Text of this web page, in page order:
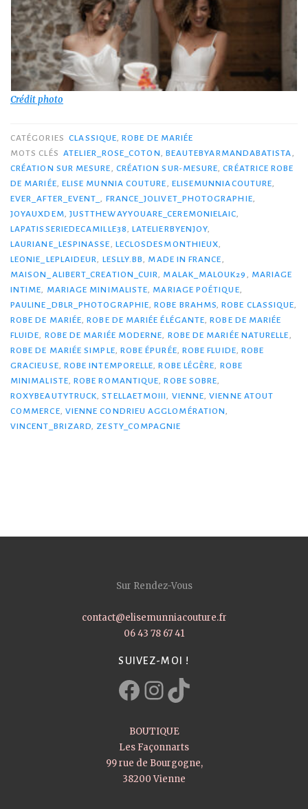
Crédit photo
CATÉGORIES CLASSIQUE ,ROBE DE MARIÉE
MOTS CLÉS ATELIER_ROSE_COTON BEAUTEBYARMANDABATISTA
CRÉATION SUR MESURE
CRÉATION SUR-MESURE ,CRÉATRICE ROBE
DE MARIÉE ELISE MUNNIA COUTURE ELISEMUNNIACOUTURE
EVER_AFTER_EVENT_
FRANCE_JOLIVET_PHOTOGRAPHIE
JOYAUXDEM JUSTTHEWAYYOUARE_CEREMONIELAIC
LAPATISSERIEDECAMILLE38
,LATELIERBYENJOY
LAURIANE_LESPINASSE
LECLOSDESMONTHIEUX
LEONIE_LEPLAIDEUR
LESLLY.BB MADE IN FRANCE
MAISON_ALIBERT_CREATION_CUIR
MALAK_MALOUK29
MARIAGE
INTIME
MARIAGE MINIMALISTE MARIAGE POÉTIQUE
PAULINE_DBLR_PHOTOGRAPHIE ,ROBE BRAHMS ,ROBE CLASSIQUE
ROBE DE MARIÉE ,ROBE DE MARIÉE ÉLÉGANTE ,ROBE DE MARIÉE
FLUIDE
ROBE DE MARIÉE MODERNE ROBE DE MARIÉE NATURELLE
ROBE DE MARIÉE SIMPLE ROBE ÉPURÉE ROBE FLUIDE ROBE
GRACIEUSE ROBE INTEMPORELLE ,ROBE LÉGÈRE
ROBE
MINIMALISTE ,ROBE ROMANTIQUE ,ROBE SOBRE
ROXYBEAUTYTRUCK ,STELLAETMOIII VIENNE ,VIENNE ATOUT
COMMERCE VIENNE CONDRIEU AGGLOMÉRATION
VINCENT_BRIZARD
ZESTY_COMPAGNIE
Sur Rendez-Vous
contact@elisemunniacouture.fr
06 43 78 67 41
SUIVEZ-MOI !
Facebook InstagramTikTok
BOUTIQUE
Les Façonnarts
99 rue de Bourgogne,
38200 Vienne